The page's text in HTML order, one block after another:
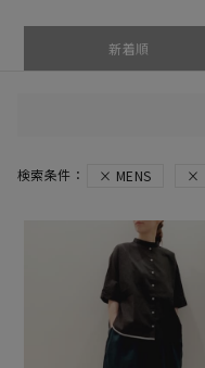
新着順
MENS